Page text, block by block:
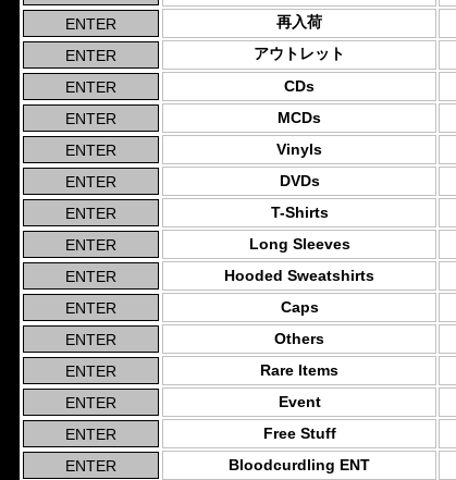
再入荷
アウトレット
CDs
MCDs
Vinyls
DVDs
T-Shirts
Long Sleeves
Hooded Sweatshirts
Caps
Others
Rare Items
Event
Free Stuff
Bloodcurdling ENT